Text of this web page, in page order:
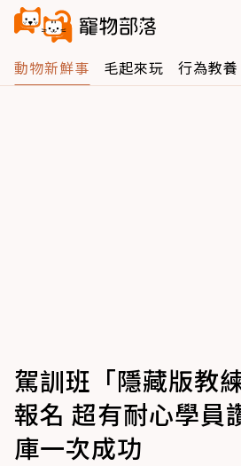
動物新鮮事 毛起來玩 行為教養
駕訓班「隱藏版教
報名 超有耐心學員
庫一次成功